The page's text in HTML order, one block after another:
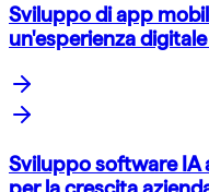
Sviluppo di app
un'esperienza
Sviluppo software IA